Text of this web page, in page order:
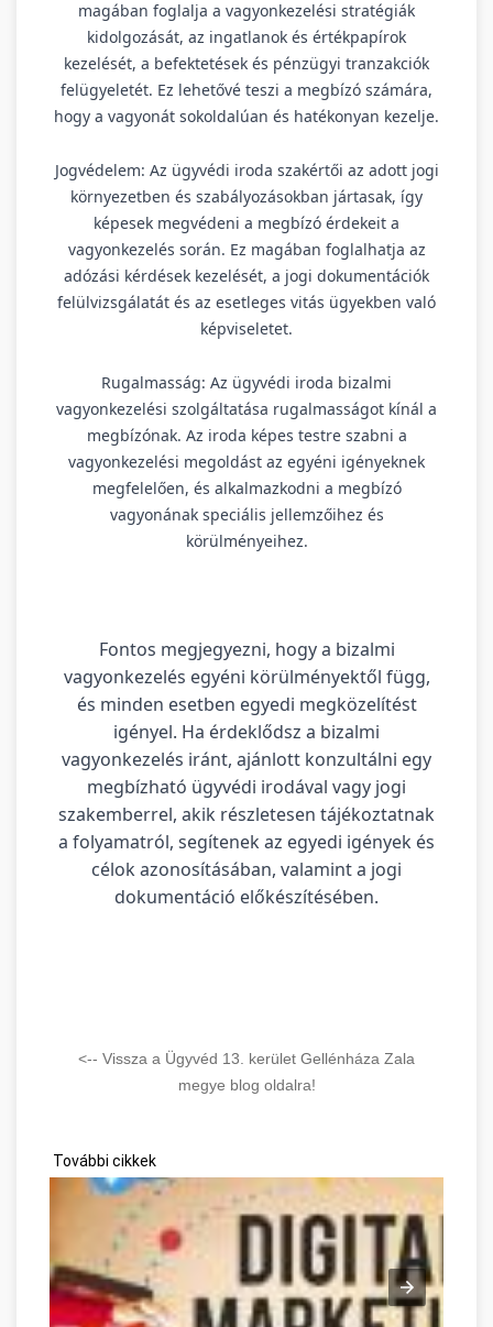
magában foglalja a vagyonkezelési stratégiák
kidolgozását, az ingatlanok és értékpapírok
kezelését, a befektetések és pénzügyi tranzakciók
felügyeletét. Ez lehetővé teszi a megbízó számára,
hogy a vagyonát sokoldalúan és hatékonyan kezelje.
Jogvédelem: Az ügyvédi iroda szakértői az adott jogi
környezetben és szabályozásokban jártasak, így
képesek megvédeni a megbízó érdekeit a
vagyonkezelés során. Ez magában foglalhatja az
adózási kérdések kezelését, a jogi dokumentációk
felülvizsgálatát és az esetleges vitás ügyekben való
képviseletet.
Rugalmasság: Az ügyvédi iroda bizalmi
vagyonkezelési szolgáltatása rugalmasságot kínál a
megbízónak. Az iroda képes testre szabni a
vagyonkezelési megoldást az egyéni igényeknek
megfelelően, és alkalmazkodni a megbízó
vagyonának speciális jellemzőihez és
körülményeihez.
Fontos megjegyezni, hogy a bizalmi
vagyonkezelés egyéni körülményektől függ,
és minden esetben egyedi megközelítést
igényel. Ha érdeklődsz a bizalmi
vagyonkezelés iránt, ajánlott konzultálni egy
megbízható ügyvédi irodával vagy jogi
szakemberrel, akik részletesen tájékoztatnak
a folyamatról, segítenek az egyedi igények és
célok azonosításában, valamint a jogi
dokumentáció előkészítésében.
<-- Vissza a Ügyvéd 13. kerület Gellénháza Zala
megye blog oldalra!
További cikkek